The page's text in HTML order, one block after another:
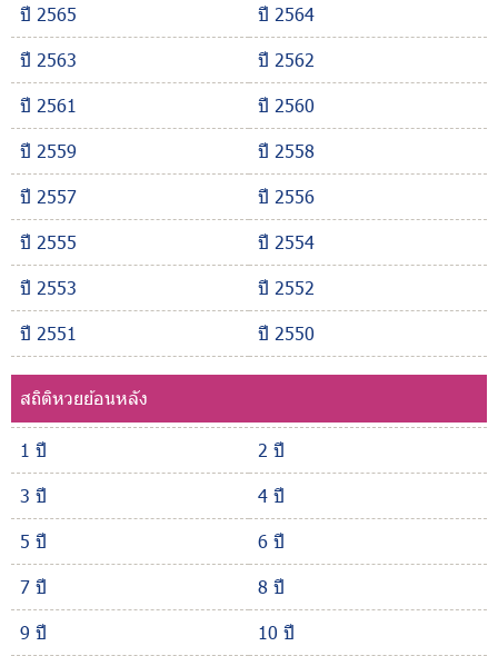
ปี 2565
ปี 2564
ปี 2563
ปี 2562
ปี 2561
ปี 2560
ปี 2559
ปี 2558
ปี 2557
ปี 2556
ปี 2555
ปี 2554
ปี 2553
ปี 2552
ปี 2551
ปี 2550
สถิติหวยย้อนหลัง
1 ปี
2 ปี
3 ปี
4 ปี
5 ปี
6 ปี
7 ปี
8 ปี
9 ปี
10 ปี